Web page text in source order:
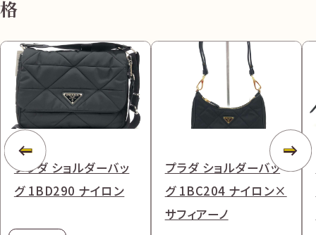
格
プラダ ショルダーバッ
グ 1BD290 ナイロン
プラダ ショルダーバッ
グ 1BC204 ナイロン×
サフィアーノ